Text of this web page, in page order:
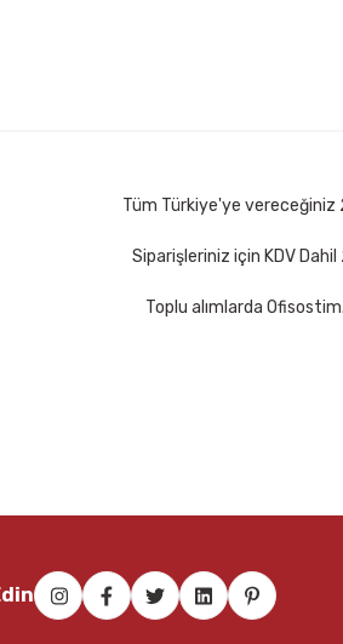
Tüm Türkiye'ye vereceğiniz
Siparişleriniz için KDV
Toplu alımlarda